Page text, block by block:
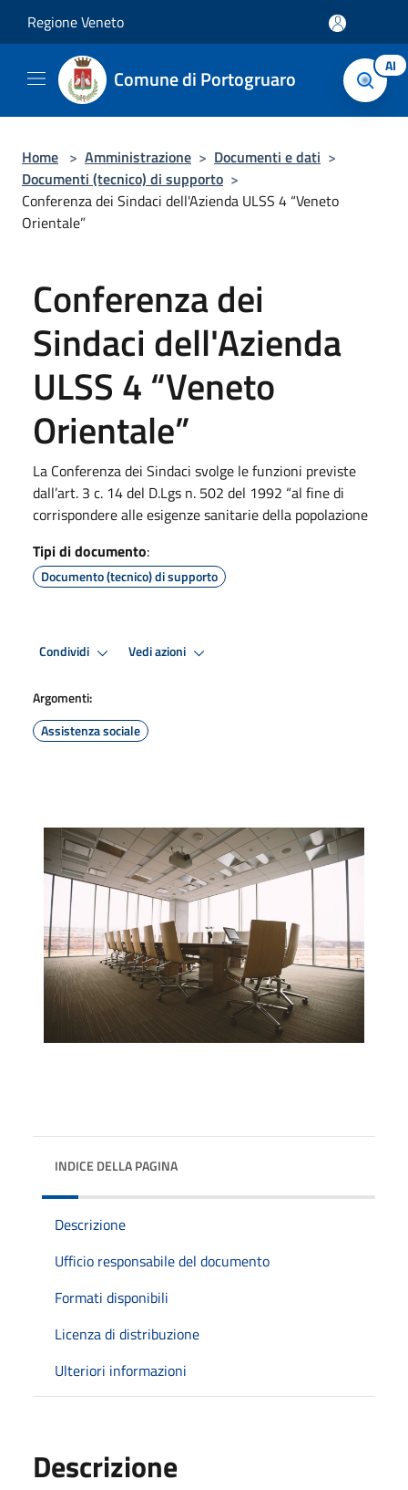
Regione Veneto
Comune di Portogruaro AI
Home > Amministrazione > Documenti e dati >
Documenti (tecnico) di supporto >
Conferenza dei Sindaci dell'Azienda ULSS 4 “Veneto
Orientale”
Conferenza dei
Sindaci dell'Azienda
ULSS 4 “Veneto
Orientale”
La Conferenza dei Sindaci svolge le funzioni previste
dall’art. 3 c. 14 del D.Lgs n. 502 del 1992 “al fine di
corrispondere alle esigenze sanitarie della popolazione
Tipi di documento:
Documento (tecnico) di supporto
Condividi Vedi azioni
Argomenti:
Assistenza sociale
INDICE DELLA PAGINA
Descrizione
Ufficio responsabile del documento
Formati disponibili
Licenza di distribuzione
Ulteriori informazioni
Descrizione